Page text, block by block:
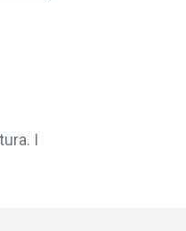
I